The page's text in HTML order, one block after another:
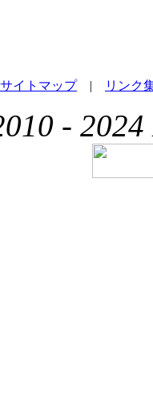
サイトマップ| リンク
- 2024